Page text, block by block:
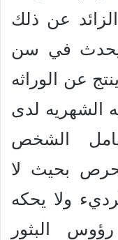
عن ذلك
يحدث في سن
عن الوراثه
الشهريه لدى
الشخص
بحيث لا
ولا يحكه
البثور